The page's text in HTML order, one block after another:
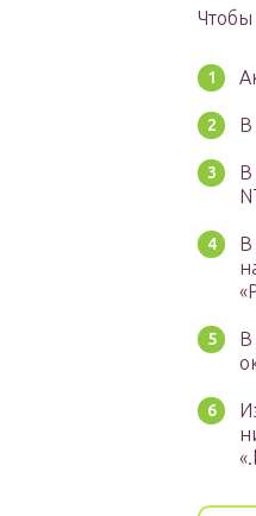
Чтобы
В
В
В
В